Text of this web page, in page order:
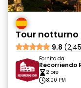
Tour
9.8
Fornito da
Recorriendo
2 ore
8:00 PM